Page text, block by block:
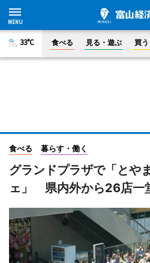
33°C 食べる 見る・遊ぶ 買う
食べる 暮らす・働く
グランドプラザで「とや
ェ」 県内外から26店一